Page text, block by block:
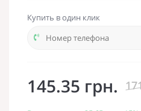
Купить в один клик
145.35 грн.